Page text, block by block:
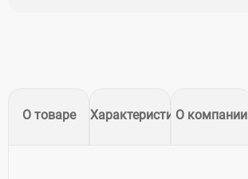
О товаре ХарактеристикиО компании